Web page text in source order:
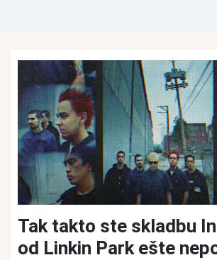
Tak takto ste skladbu
od Linkin Park ešte